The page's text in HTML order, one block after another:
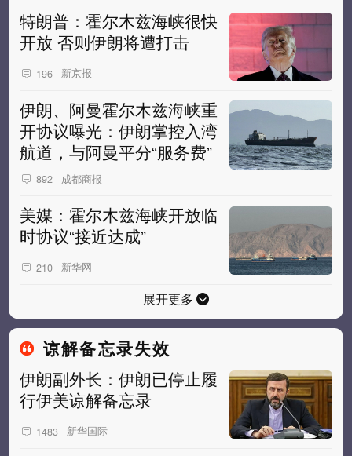
特朗普：霍尔木兹海峡很快
开放 否则伊朗将遭打击
196 新京报
伊朗、阿曼霍尔木兹海峡重
开协议曝光：伊朗掌控入湾
航道，与阿曼平分“服务费”
892 成都商报
美媒：霍尔木兹海峡开放临
时协议“接近达成”
210 新华网
展开更多
谅解备忘录失效
伊朗副外长：伊朗已停止履
行伊美谅解备忘录
1483 新华国际